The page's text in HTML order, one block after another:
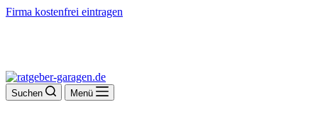
Firma kostenfrei eintragen
Suchen Menü